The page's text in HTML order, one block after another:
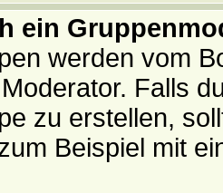
ein
werden vom
Falls
zu erstellen,
Beispiel mit